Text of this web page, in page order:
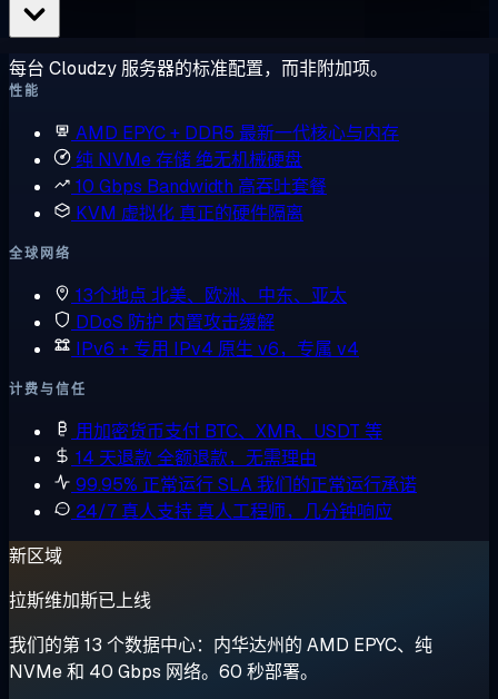
每台 Cloudzy 服务器的标准配置，而非附加项。
性能
AMD EPYC + DDR5 最新一代核心与内存
纯 NVMe 存储绝无机械硬盘
10 Gbps Bandwidth 高吞吐套餐
KVM 虚拟化 真正的硬件隔离
全球网络
13个地点 北美、欧洲、中东、亚太
DDoS 防护 内置攻击缓解
IPv6 + 专用 IPv4 原生 v6，专属 v4
计费与信任
用加密货币支付 BTC、XMR、USDT 等
14 天退款全额退款，无需理由
99.95% 正常运行 SLA我们的正常运行承诺
24/7 真人支持 真人工程师，几分钟响应
新区域
拉斯维加斯已上线
我们的第 13 个数据中心：内华达州的 AMD EPYC、纯
NVMe 和 40 Gbps 网络。60 秒部署。